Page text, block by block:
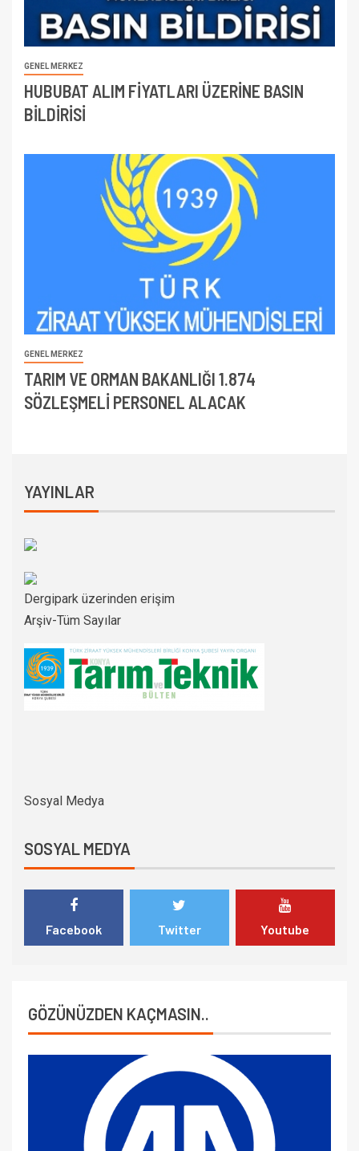
GENEL MERKEZ
HUBUBAT ALIM FİYATLARI ÜZERİNE BASIN
BİLDİRİSİ
GENEL MERKEZ
TARIM VE ORMAN BAKANLIĞI 1.874
SÖZLEŞMELİ PERSONEL ALACAK
YAYINLAR
Dergipark üzerinden erişim
Arşiv-Tüm Sayılar
Sosyal Medya
SOSYAL MEDYA
Facebook Twitter Youtube
GÖZÜNÜZDEN KAÇMASIN..